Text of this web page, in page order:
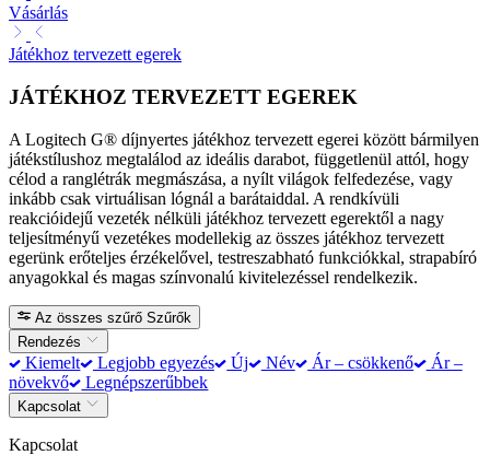
Vásárlás
Játékhoz tervezett egerek
JÁTÉKHOZ TERVEZETT EGEREK
A Logitech G® díjnyertes játékhoz tervezett egerei között bármilyen
játékstílushoz megtalálod az ideális darabot, függetlenül attól, hogy
célod a ranglétrák megmászása, a nyílt világok felfedezése, vagy
inkább csak virtuálisan lógnál a barátaiddal. A rendkívüli
reakcióidejű vezeték nélküli játékhoz tervezett egerektől a nagy
teljesítményű vezetékes modellekig az összes játékhoz tervezett
egerünk erőteljes érzékelővel, testreszabható funkciókkal, strapabíró
anyagokkal és magas színvonalú kivitelezéssel rendelkezik.
Az összes szűrő Szűrők
Rendezés
Kiemelt Legjobb egyezés Új Név Ár – csökkenő
Ár –
növekvő
Legnépszerűbbek
Kapcsolat
Kapcsolat